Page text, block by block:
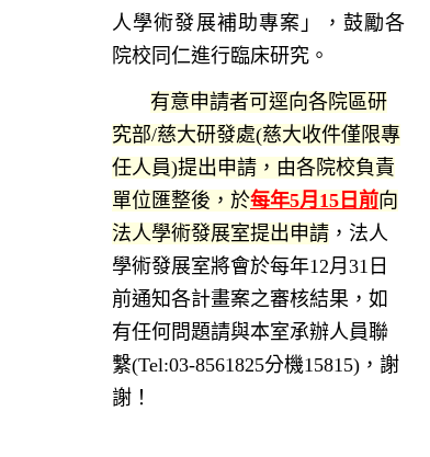
人學術發展補助專案」，鼓勵各
院校同仁進行臨床研究。
有意申請者可逕向各院區研
究部/慈大研發處(慈大收件僅限專
任人員)提出申請，由各院校負責
單位匯整後，於每年5月15日前向
法人學術發展室提出申請 ，法人
學術發展室將會於每年12月31日
前通知各計畫案之審核結果，如
有任何問題請與本室承辦人員聯
繫(Tel:03-8561825分機15815)，謝
謝！